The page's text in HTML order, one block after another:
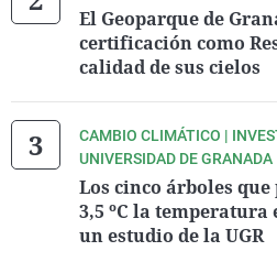
El Geoparque de
certificación como
calidad de sus cielos
CAMBIO CLIMÁTICO |
UNIVERSIDAD DE GRANADA
Los cinco árboles
3,5 ºC la temperatura
un estudio de la UGR